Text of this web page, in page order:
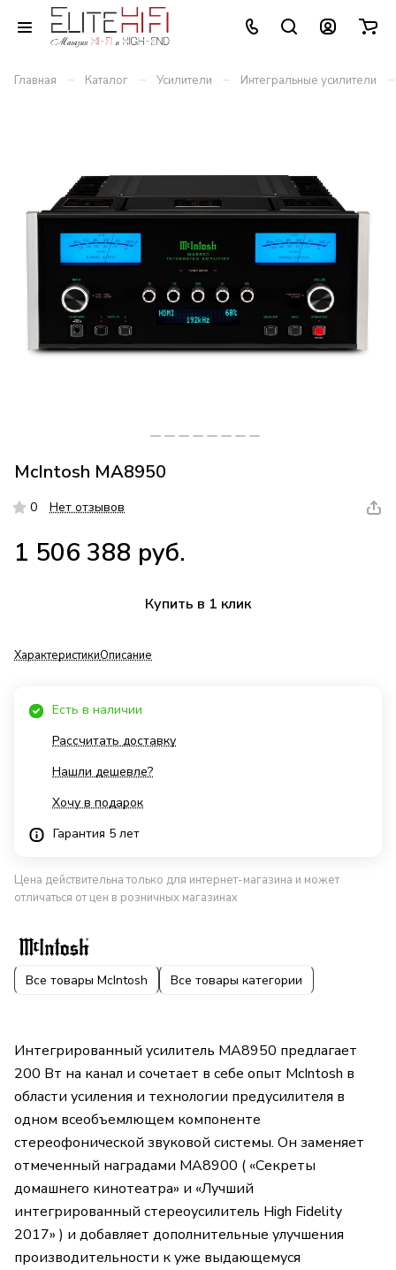
Главная – Каталог – Усилители – Интегральные усилители –
McIntosh MA8950
0 Нет отзывов
1 506 388 руб.
Купить в 1 клик
ХарактеристикиОписание
Есть в наличии
Рассчитать доставку
Нашли дешевле?
Хочу в подарок
Гарантия 5 лет
Цена действительна только для интернет-магазина и может
отличаться от цен в розничных магазинах
Все товары McIntosh Все товары категории
Интегрированный усилитель MA8950 предлагает
200 Вт на канал и сочетает в себе опыт McIntosh в
области усиления и технологии предусилителя в
одном всеобъемлющем компоненте
стереофонической звуковой системы. Он заменяет
отмеченный наградами MA8900 ( «Секреты
домашнего кинотеатра» и «Лучший
интегрированный стереоусилитель High Fidelity
2017» ) и добавляет дополнительные улучшения
производительности к уже выдающемуся